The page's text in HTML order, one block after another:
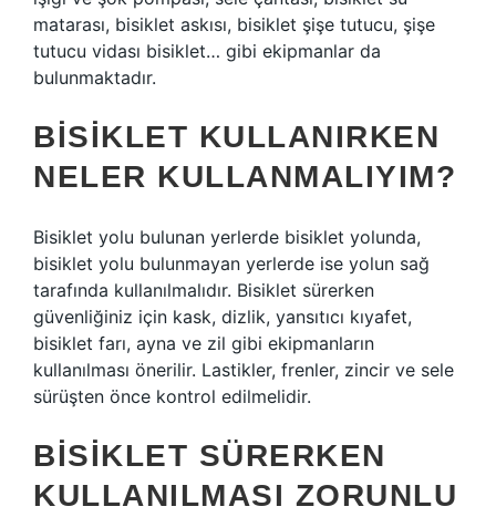
matarası, bisiklet askısı, bisiklet şişe tutucu, şişe
tutucu vidası bisiklet… gibi ekipmanlar da
bulunmaktadır.
BISIKLET KULLANIRKEN
NELER KULLANMALIYIM?
Bisiklet yolu bulunan yerlerde bisiklet yolunda,
bisiklet yolu bulunmayan yerlerde ise yolun sağ
tarafında kullanılmalıdır. Bisiklet sürerken
güvenliğiniz için kask, dizlik, yansıtıcı kıyafet,
bisiklet farı, ayna ve zil gibi ekipmanların
kullanılması önerilir. Lastikler, frenler, zincir ve sele
sürüşten önce kontrol edilmelidir.
BISIKLET SÜRERKEN
KULLANILMASI ZORUNLU